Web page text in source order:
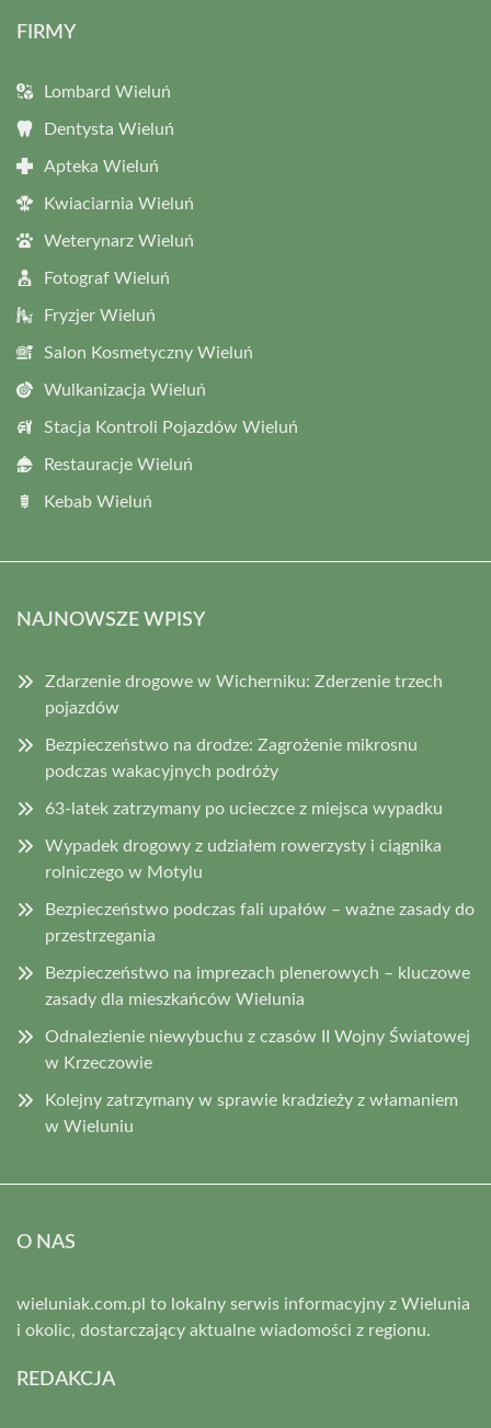
FIRMY
Lombard Wieluń
Dentysta Wieluń
Apteka Wieluń
Kwiaciarnia Wieluń
Weterynarz Wieluń
Fotograf Wieluń
Fryzjer Wieluń
Salon Kosmetyczny Wieluń
Wulkanizacja Wieluń
Stacja Kontroli Pojazdów Wieluń
Restauracje Wieluń
Kebab Wieluń
NAJNOWSZE WPISY
Zdarzenie drogowe w Wicherniku: Zderzenie trzech
pojazdów
Bezpieczeństwo na drodze: Zagrożenie mikrosnu
podczas wakacyjnych podróży
63-latek zatrzymany po ucieczce z miejsca wypadku
Wypadek drogowy z udziałem rowerzysty i ciągnika
rolniczego w Motylu
Bezpieczeństwo podczas fali upałów – ważne zasady do
przestrzegania
Bezpieczeństwo na imprezach plenerowych – kluczowe
zasady dla mieszkańców Wielunia
Odnalezienie niewybuchu z czasów II Wojny Światowej
w Krzeczowie
Kolejny zatrzymany w sprawie kradzieży z włamaniem
w Wieluniu
O NAS
wieluniak.com.pl to lokalny serwis informacyjny z Wielunia
i okolic, dostarczający aktualne wiadomości z regionu.
REDAKCJA